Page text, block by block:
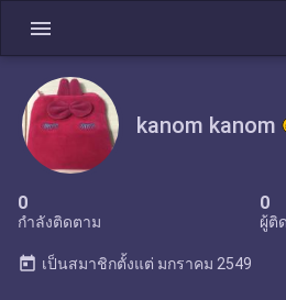
menu
kanom kanom
0
กำลังติดตาม
0
ผู้ติ
today เป็นสมาชิกตั้งแต่ มกราคม 2549